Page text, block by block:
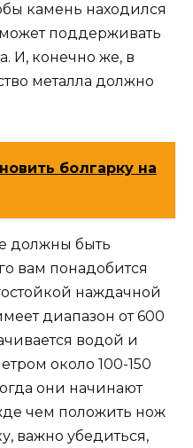
камень находился
поддерживать
И, конечно же, в
металла должно
болгарку на
должны быть
вам понадобится
наждачной
диапазон от 600
водой и
около 100-150
они начинают
чем положить нож
важно убедиться,